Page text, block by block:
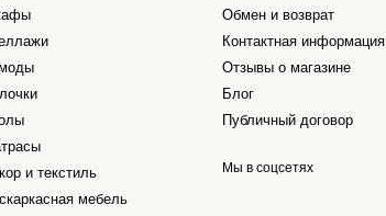
и текстиль
мебель
Обмен и возврат
Контактная информация
Отзывы о магазине
Блог
Публичный договор
Мы в соцсетях